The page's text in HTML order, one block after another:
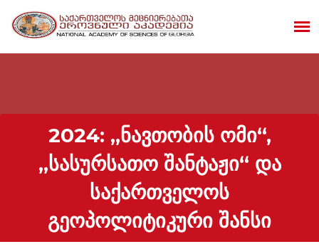
2024: „ᲜᲐᲕᲗᲝᲑᲘᲡ ᲝᲛᲘ“,
„ᲡᲐᲡᲣᲠᲡᲐᲗᲝ ᲨᲐᲜᲢᲐᲟᲘ“ ᲓᲐ
ᲡᲐᲥᲐᲠᲗᲕᲔᲚᲝᲡ
ᲒᲔᲝᲞᲝᲚᲘᲢᲘᲙᲣᲠᲘ ᲨᲐᲜᲡᲘ